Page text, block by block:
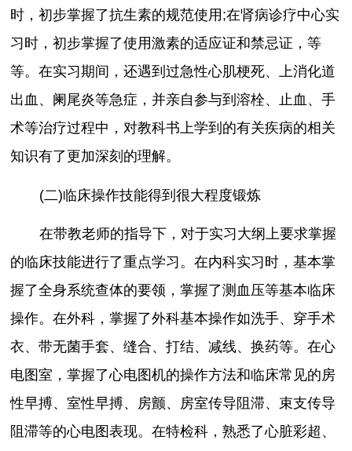
时，初步掌握了抗生素的规范使用;在肾病诊疗中心实
习时，初步掌握了使用激素的适应证和禁忌证，等
等。在实习期间，还遇到过急性心肌梗死、上消化道
出血、阑尾炎等急症，并亲自参与到溶栓、止血、手
术等治疗过程中，对教科书上学到的有关疾病的相关
知识有了更加深刻的理解。
(二)临床操作技能得到很大程度锻炼
在带教老师的指导下，对于实习大纲上要求掌握
的临床技能进行了重点学习。在内科实习时，基本掌
握了全身系统查体的要领，掌握了测血压等基本临床
操作。在外科，掌握了外科基本操作如洗手、穿手术
衣、带无菌手套、缝合、打结、减线、换药等。在心
电图室，掌握了心电图机的操作方法和临床常见的房
性早搏、室性早搏、房颤、房室传导阻滞、束支传导
阻滞等的心电图表现。在特检科，熟悉了心脏彩超、